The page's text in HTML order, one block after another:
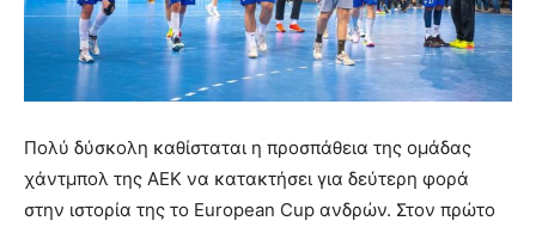
Πολύ δύσκολη καθίσταται η προσπάθεια της ομάδας
χάντμπολ της ΑΕΚ να κατακτήσει για δεύτερη φορά
στην ιστορία της το European Cup ανδρών. Στον πρώτο